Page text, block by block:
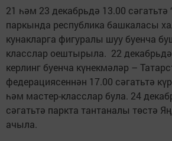
21 һәм 23 декабрьдә 13.00 сәгатьтә
паркында республика башкаласы
кунакларга фигуралы шуу буенча
класслар оештырыла. 22
керлинг буенча күнекмәләр –
федерациясеннән 17.00 сәгатьтә
һәм мастер-класслар була. 24
сәгатьтә паркта тантаналы төстә
ачыла.